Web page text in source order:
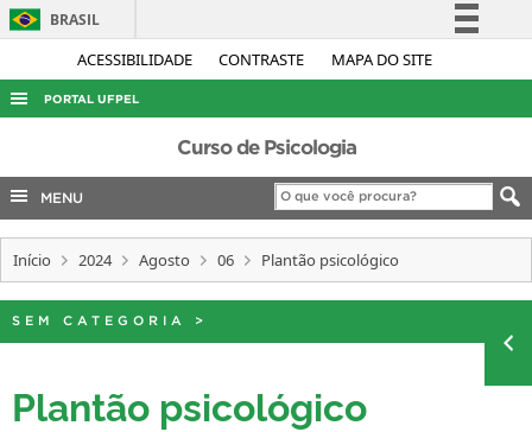
ACESSIBILIDADE CONTRASTE MAPA DO SITE
BRASIL
Simplifique!
Acesso à informação
Legislação
Canais
PORTAL UFPEL
ACESSO À INFORMAÇÃO
AUDITORIA
COBALTO
CONCURSOS
EDITAIS
INTERNACIONAL
PORTARIAS
Curso de Psicologia
MENU
Início 2024 Agosto 06 Plantão psicológico
SEM CATEGORIA >
Plantão psicológico